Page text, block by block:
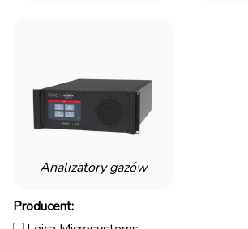
Analizatory gazów
Producent: